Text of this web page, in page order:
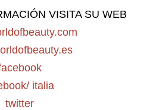
VISITA SU WEB
italia
twitter